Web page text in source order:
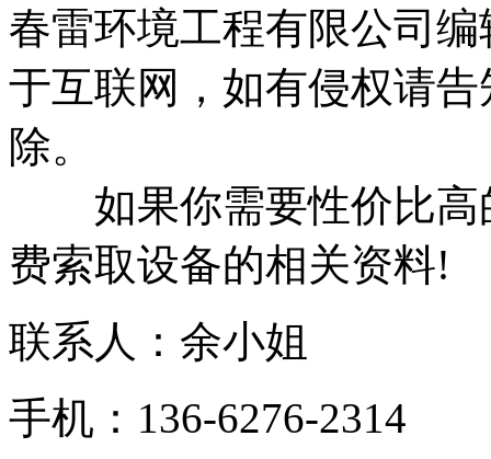
春雷环境工程有限公司
于互联网，如有侵权请
除。
如果你需要性价比高
费索取设备的相关资料!
联系人：余小姐
手机：136-6276-2314